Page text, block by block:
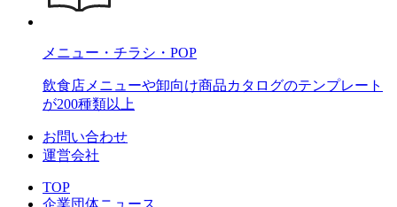
メニュー・チラシ・POP
飲食店メニューや卸向け商品カタログのテンプレート
が200種類以上
お問い合わせ
運営会社
TOP
企業団体ニュース